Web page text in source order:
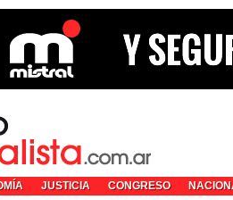
JUSTICIA CONGRESO